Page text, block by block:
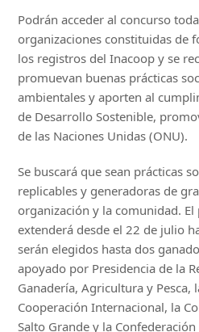
Podrán acceder al concurso
organizaciones constituidas de
los registros del Inacoop y se
promuevan buenas prácticas
ambientales y aporten al
de Desarrollo Sostenible,
de las Naciones Unidas (ONU).
Se buscará que sean prácticas
replicables y generadoras de
organización y la comunidad.
extenderá desde el 22 de julio
serán elegidos hasta dos
apoyado por Presidencia de la
Ganadería, Agricultura y Pesca,
Cooperación Internacional, la
Salto Grande y la